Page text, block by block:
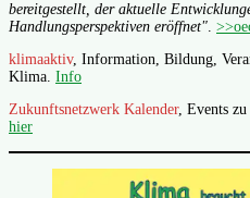
bereitgestellt, der aktuelle
Handlungsperspektiven eröffnet".
klimaaktiv, Information, Bildung,
Klima. Info
Zukunftsnetzwerk Kalender, Events
hier